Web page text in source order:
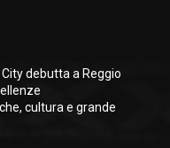
debutta a Reggio
cultura e grande